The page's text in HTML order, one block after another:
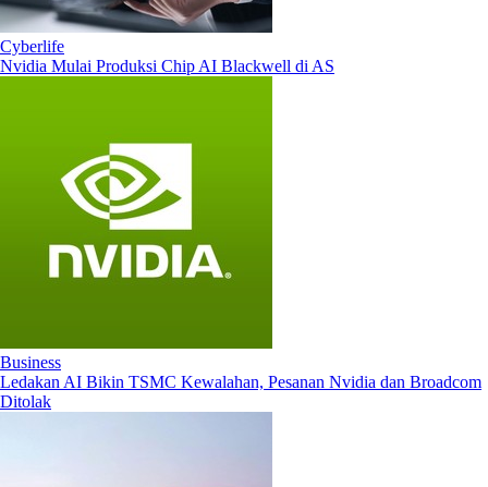
Cyberlife
Nvidia Mulai Produksi Chip AI Blackwell di AS
Business
Ledakan AI Bikin TSMC Kewalahan, Pesanan Nvidia dan Broadcom
Ditolak